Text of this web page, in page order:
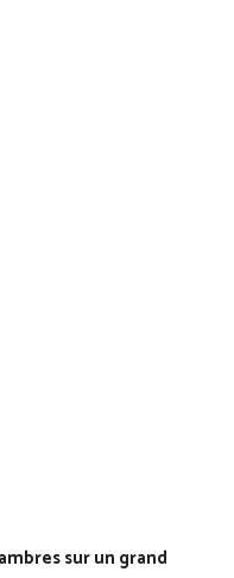
sur un grand